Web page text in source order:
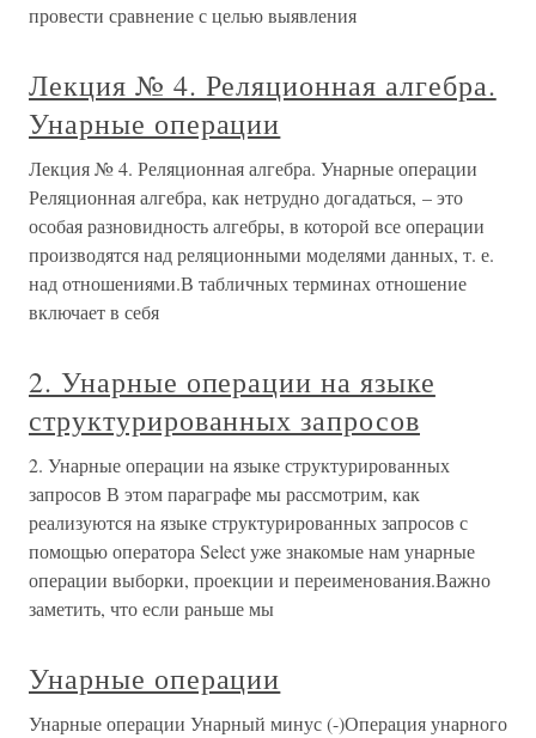
провести сравнение с целью выявления
Лекция № 4. Реляционная алгебра.
Унарные операции
Лекция № 4. Реляционная алгебра. Унарные операции
Реляционная алгебра, как нетрудно догадаться, – это
особая разновидность алгебры, в которой все операции
производятся над реляционными моделями данных, т. е.
над отношениями.В табличных терминах отношение
включает в себя
2. Унарные операции на языке
структурированных запросов
2. Унарные операции на языке структурированных
запросов В этом параграфе мы рассмотрим, как
реализуются на языке структурированных запросов с
помощью оператора Select уже знакомые нам унарные
операции выборки, проекции и переименования.Важно
заметить, что если раньше мы
Унарные операции
Унарные операции Унарный минус (-)Операция унарного